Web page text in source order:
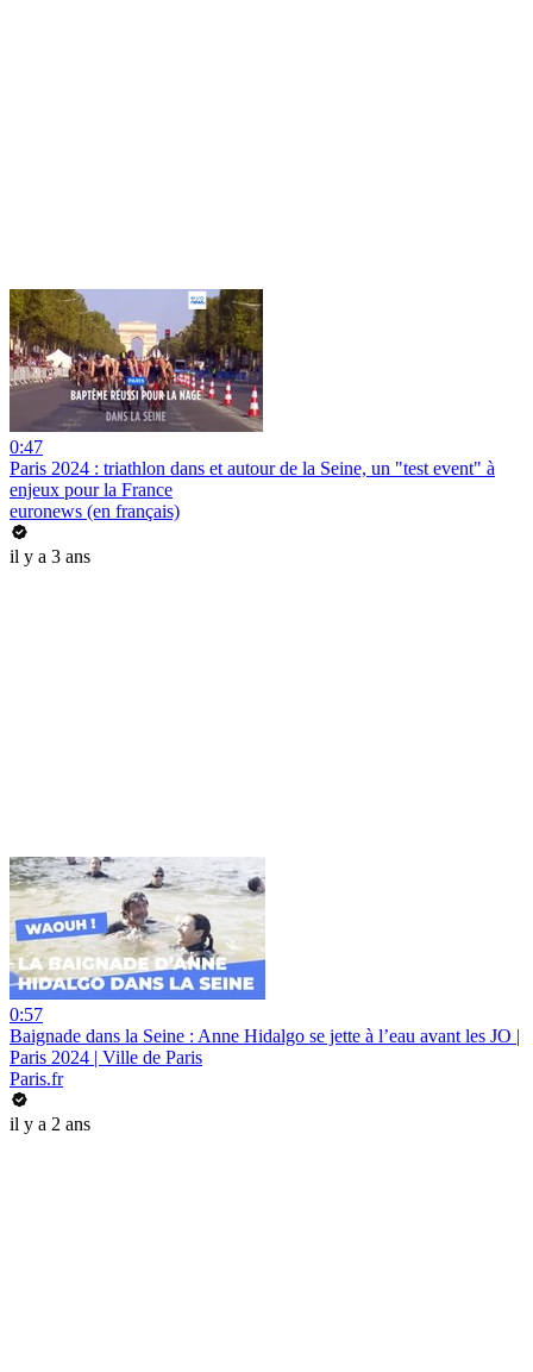
0:47
Paris 2024 : triathlon dans et autour de la Seine, un "test event" à
enjeux pour la France
euronews (en français)
il y a 3 ans
0:57
Baignade dans la Seine : Anne Hidalgo se jette à l’eau avant les JO |
Paris 2024 | Ville de Paris
Paris.fr
il y a 2 ans